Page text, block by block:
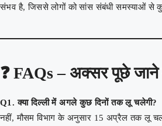
संभव है, जिससे लोगों को सांस संबंधी समस्याओं से
❓FAQs – अक्सर पूछे जाने
Q1. क्या दिल्ली में अगले कुछ दिनों तक लू चलेगी?
नहीं, मौसम विभाग के अनुसार 15 अप्रैल तक लू